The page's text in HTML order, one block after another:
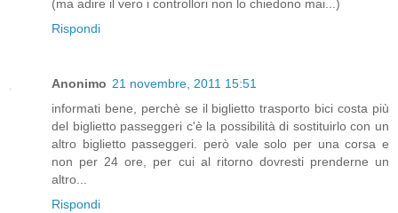
(ma adire il vero i controllori non lo chiedono mai...)
Rispondi
Anonimo 21 novembre, 2011 15:51
informati bene, perchè se il biglietto trasporto bici costa più
del biglietto passeggeri c'è la possibilità di sostituirlo con un
altro biglietto passeggeri. però vale solo per una corsa e
non per 24 ore, per cui al ritorno dovresti prenderne un
altro...
Rispondi